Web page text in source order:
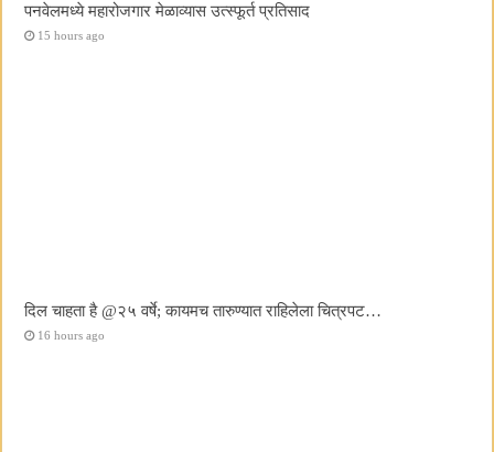
पनवेलमध्ये महारोजगार मेळाव्यास उत्स्फूर्त प्रतिसाद
15 hours ago
दिल चाहता है @२५ वर्षे; कायमच तारुण्यात राहिलेला चित्रपट…
16 hours ago